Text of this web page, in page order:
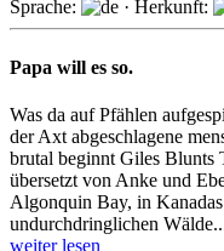
Sprache:
· Herkunft:
Papa will es so.
Was da auf Pfählen
der Axt abgeschlagene
brutal beginnt Giles
übersetzt von Anke und
Algonquin Bay, in
undurchdringlichen
weiter lesen